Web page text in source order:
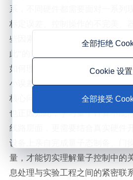
系，不同硬件都需要面对一系列
标定误差、控制操作的不完美、
些因素都会直接影响实验结果，
此”的量子演化，在真实设备上呈
如何理解这些偏差、分析其来源
小误差，是量子计算从理论走向
核心问题。
也正因如此，学习量子计算不能
线路层面，更需要结合真实硬件
设备上亲自完成量子态制备、门
量，才能切实理解量子控制中的
息处理与实验工程之间的紧密联系
全部拒绝
Cookie 设置
全部接受